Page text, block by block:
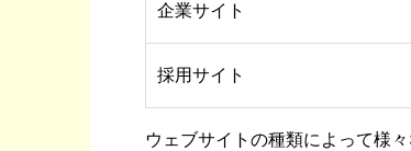
企業サイト
採用サイト
ウェブサイトの種類によって様